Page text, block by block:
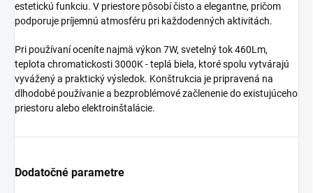
estetickú funkciu. V priestore pôsobí čisto a elegantne, pričom
podporuje príjemnú atmosféru pri každodenných aktivitách.
Pri používaní oceníte najmä výkon 7W, svetelný tok 460Lm,
teplota chromatickosti 3000K - teplá biela, ktoré spolu vytvárajú
vyvážený a praktický výsledok. Konštrukcia je pripravená na
dlhodobé používanie a bezproblémové začlenenie do existujúceho
priestoru alebo elektroinštalácie.
Dodatočné parametre